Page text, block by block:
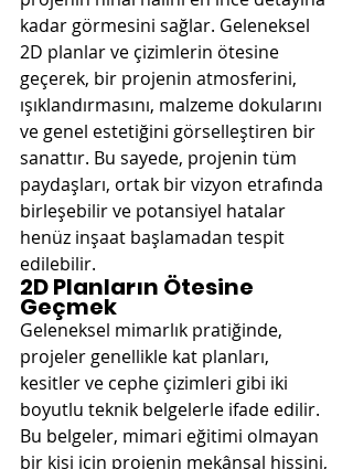
kadar görmesini sağlar. Geleneksel
2D planlar ve çizimlerin ötesine
geçerek, bir projenin atmosferini,
ışıklandırmasını, malzeme dokularını
ve genel estetiğini görselleştiren bir
sanattır. Bu sayede, projenin tüm
paydaşları, ortak bir vizyon etrafında
birleşebilir ve potansiyel hatalar
henüz inşaat başlamadan tespit
edilebilir.
2D Planların Ötesine
Geçmek
Geleneksel mimarlık pratiğinde,
projeler genellikle kat planları,
kesitler ve cephe çizimleri gibi iki
boyutlu teknik belgelerle ifade edilir.
Bu belgeler, mimari eğitimi olmayan
bir kişi için projenin mekânsal hissini,